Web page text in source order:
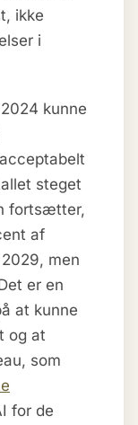
ikke
i
kunne
steget
fortsætter,
af
men
er en
at kunne
og at
som
for de